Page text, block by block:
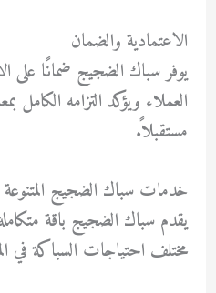
الاعتمادية والضمان
يوفر سباك الضجيج ضمانًا على
العملاء ويؤكد التزامه الكامل
مستقبلاً.
خدمات سباك الضجيج المتنوعة
يقدم سباك الضجيج باقة
مختلف احتياجات السباكة في